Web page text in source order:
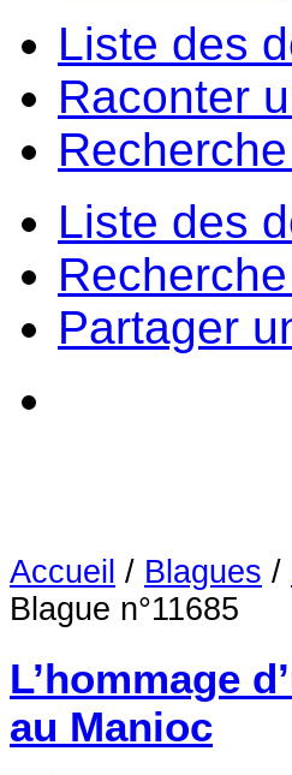
Liste des
Raconter
Liste des
Partager
Accueil / Blagues /
Blague n°11685
L’hommage
au Manioc